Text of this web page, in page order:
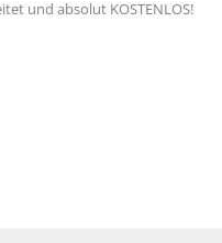
und absolut KOSTENLOS!